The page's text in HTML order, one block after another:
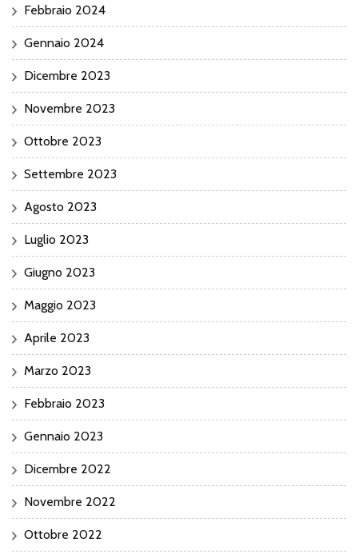
Febbraio 2024
Gennaio 2024
Dicembre 2023
Novembre 2023
Ottobre 2023
Settembre 2023
Agosto 2023
Luglio 2023
Giugno 2023
Maggio 2023
Aprile 2023
Marzo 2023
Febbraio 2023
Gennaio 2023
Dicembre 2022
Novembre 2022
Ottobre 2022